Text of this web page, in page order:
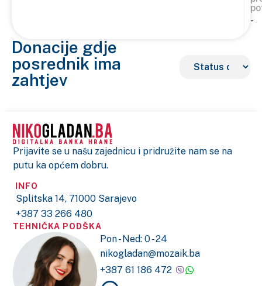
-
Donacije gdje
posrednik ima
zahtjev
Prijavite se u našu zajednicu i pridružite nam se na
putu ka općem dobru.
INFO
Splitska 14, 71000 Sarajevo
+387 33 266 480
TEHNIČKA PODŠKA
Pon - Ned: 0 - 24
nikogladan@mozaik.ba
+387 61 186 472